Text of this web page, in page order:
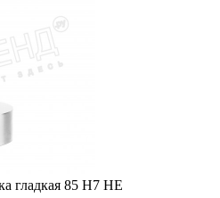
гладкая 85 Н7 НЕ